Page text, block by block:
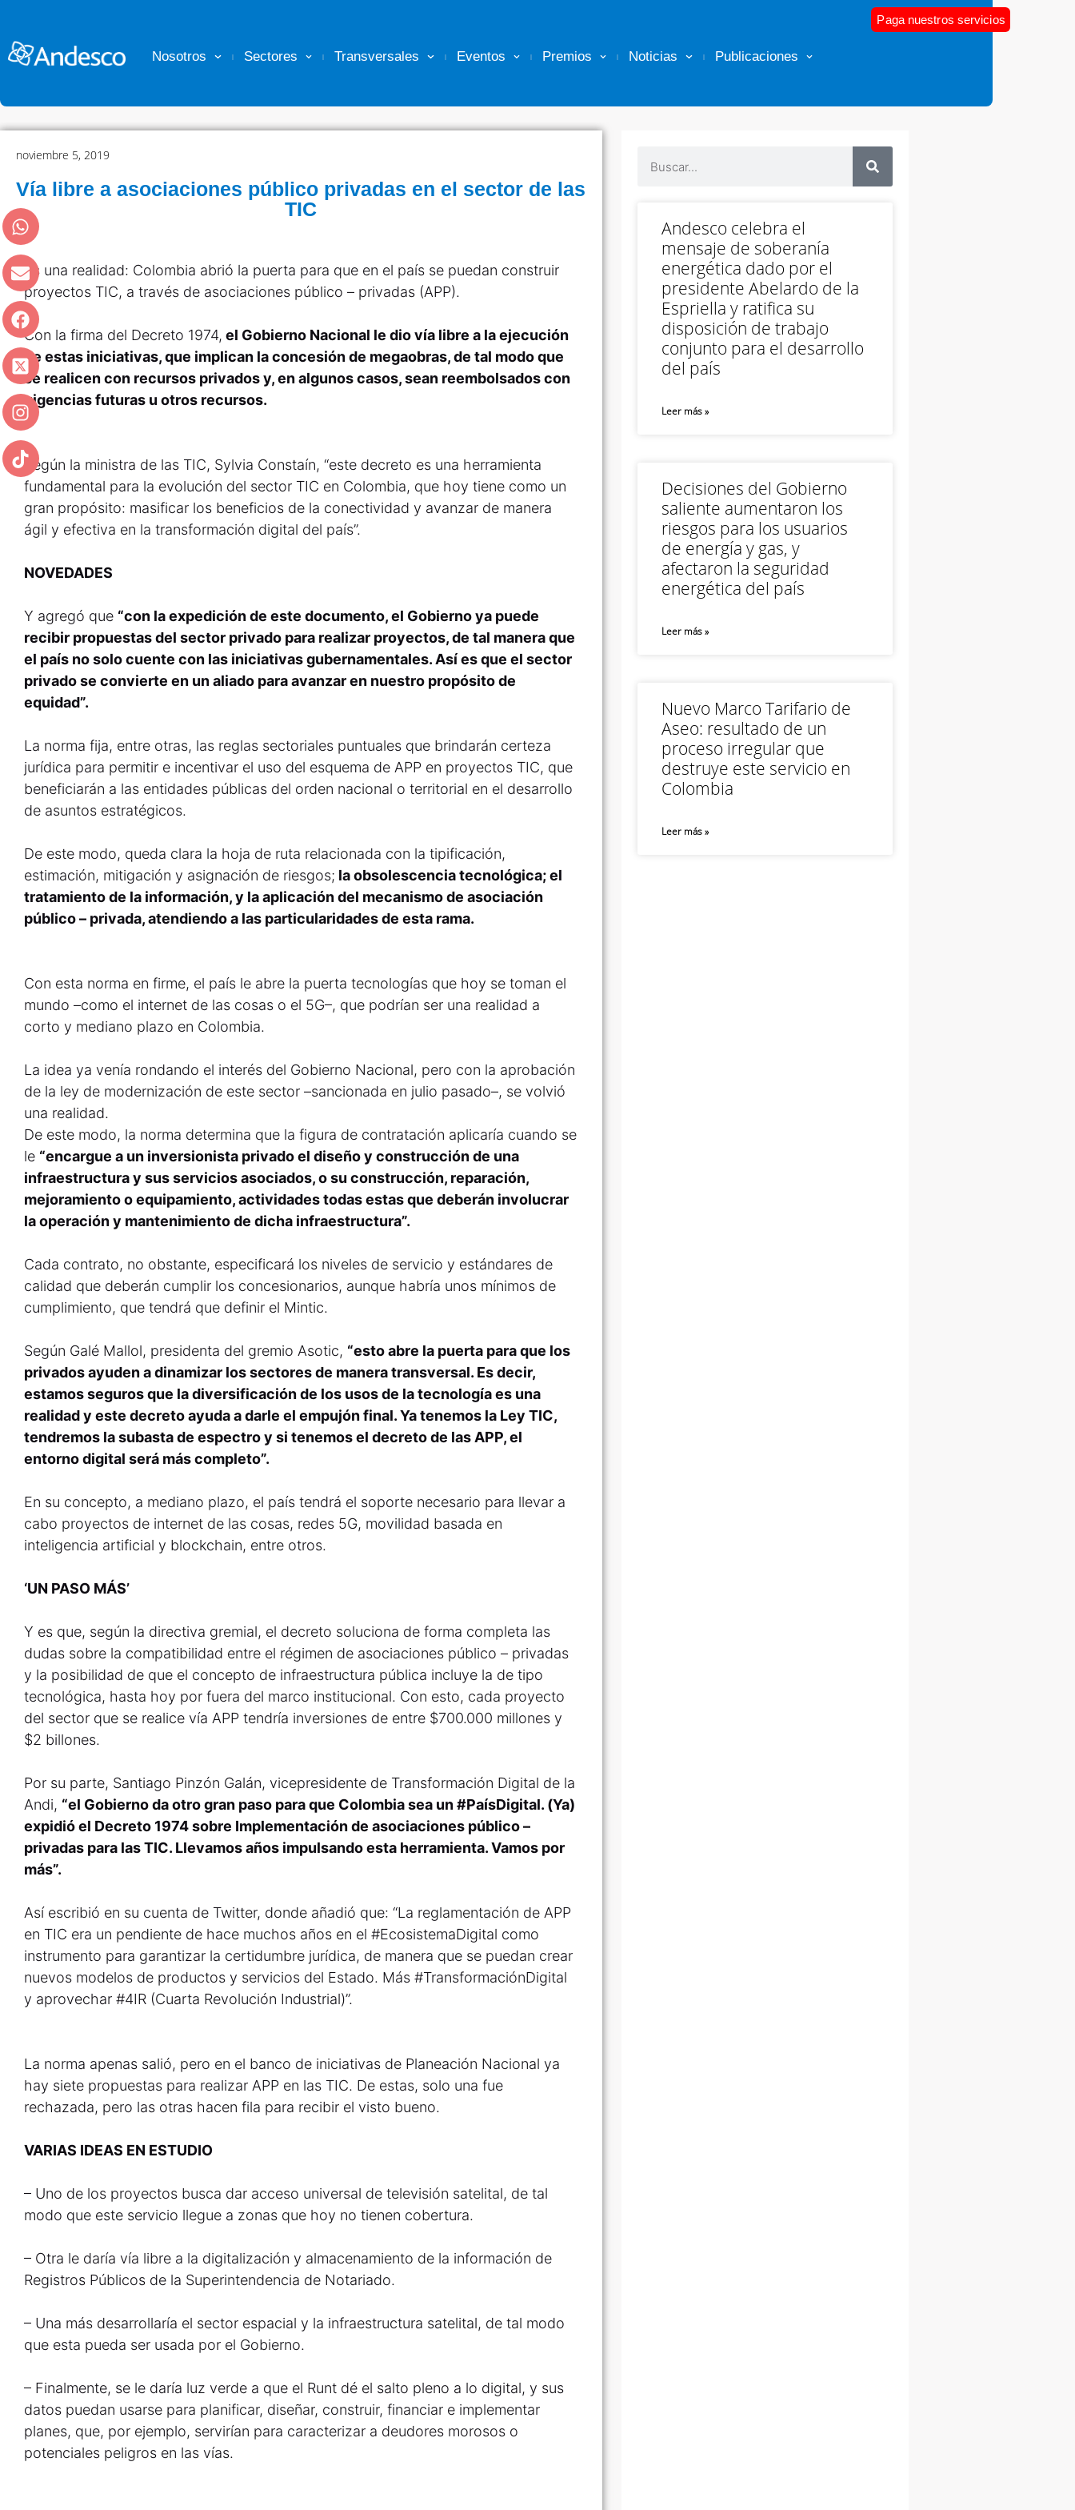
Nosotros Sectores Transversales Eventos Premios Noticias Publicaciones
Paga nuestros servicios
noviembre 5, 2019
Vía libre a asociaciones público privadas en el sector de las
TIC
Es una realidad: Colombia abrió la puerta para que en el país se puedan construir
proyectos TIC, a través de asociaciones público – privadas (APP).
Con la firma del Decreto 1974, el Gobierno Nacional le dio vía libre a la ejecución
de estas iniciativas, que implican la concesión de megaobras, de tal modo que
se realicen con recursos privados y, en algunos casos, sean reembolsados con
vigencias futuras u otros recursos.
Según la ministra de las TIC, Sylvia Constaín, “este decreto es una herramienta
fundamental para la evolución del sector TIC en Colombia, que hoy tiene como un
gran propósito: masificar los beneficios de la conectividad y avanzar de manera
ágil y efectiva en la transformación digital del país”.
NOVEDADES
Y agregó que “con la expedición de este documento, el Gobierno ya puede
recibir propuestas del sector privado para realizar proyectos, de tal manera que
el país no solo cuente con las iniciativas gubernamentales. Así es que el sector
privado se convierte en un aliado para avanzar en nuestro propósito de
equidad”.
La norma fija, entre otras, las reglas sectoriales puntuales que brindarán certeza
jurídica para permitir e incentivar el uso del esquema de APP en proyectos TIC, que
beneficiarán a las entidades públicas del orden nacional o territorial en el desarrollo
de asuntos estratégicos.
De este modo, queda clara la hoja de ruta relacionada con la tipificación,
estimación, mitigación y asignación de riesgos; la obsolescencia tecnológica; el
tratamiento de la información, y la aplicación del mecanismo de asociación
público – privada, atendiendo a las particularidades de esta rama.
Con esta norma en firme, el país le abre la puerta tecnologías que hoy se toman el
mundo –como el internet de las cosas o el 5G–, que podrían ser una realidad a
corto y mediano plazo en Colombia.
La idea ya venía rondando el interés del Gobierno Nacional, pero con la aprobación
de la ley de modernización de este sector –sancionada en julio pasado–, se volvió
una realidad.
De este modo, la norma determina que la figura de contratación aplicaría cuando se
le “encargue a un inversionista privado el diseño y construcción de una
infraestructura y sus servicios asociados, o su construcción, reparación,
mejoramiento o equipamiento, actividades todas estas que deberán involucrar
la operación y mantenimiento de dicha infraestructura”.
Cada contrato, no obstante, especificará los niveles de servicio y estándares de
calidad que deberán cumplir los concesionarios, aunque habría unos mínimos de
cumplimiento, que tendrá que definir el Mintic.
Según Galé Mallol, presidenta del gremio Asotic, “esto abre la puerta para que los
privados ayuden a dinamizar los sectores de manera transversal. Es decir,
estamos seguros que la diversificación de los usos de la tecnología es una
realidad y este decreto ayuda a darle el empujón final. Ya tenemos la Ley TIC,
tendremos la subasta de espectro y si tenemos el decreto de las APP, el
entorno digital será más completo”.
En su concepto, a mediano plazo, el país tendrá el soporte necesario para llevar a
cabo proyectos de internet de las cosas, redes 5G, movilidad basada en
inteligencia artificial y blockchain, entre otros.
‘UN PASO MÁS’
Y es que, según la directiva gremial, el decreto soluciona de forma completa las
dudas sobre la compatibilidad entre el régimen de asociaciones público – privadas
y la posibilidad de que el concepto de infraestructura pública incluye la de tipo
tecnológica, hasta hoy por fuera del marco institucional. Con esto, cada proyecto
del sector que se realice vía APP tendría inversiones de entre $700.000 millones y
$2 billones.
Por su parte, Santiago Pinzón Galán, vicepresidente de Transformación Digital de la
Andi, “el Gobierno da otro gran paso para que Colombia sea un #PaísDigital. (Ya)
expidió el Decreto 1974 sobre Implementación de asociaciones público –
privadas para las TIC. Llevamos años impulsando esta herramienta. Vamos por
más”.
Así escribió en su cuenta de Twitter, donde añadió que: “La reglamentación de APP
en TIC era un pendiente de hace muchos años en el #EcosistemaDigital como
instrumento para garantizar la certidumbre jurídica, de manera que se puedan crear
nuevos modelos de productos y servicios del Estado. Más #TransformaciónDigital
y aprovechar #4IR (Cuarta Revolución Industrial)”.
La norma apenas salió, pero en el banco de iniciativas de Planeación Nacional ya
hay siete propuestas para realizar APP en las TIC. De estas, solo una fue
rechazada, pero las otras hacen fila para recibir el visto bueno.
VARIAS IDEAS EN ESTUDIO
– Uno de los proyectos busca dar acceso universal de televisión satelital, de tal
modo que este servicio llegue a zonas que hoy no tienen cobertura.
– Otra le daría vía libre a la digitalización y almacenamiento de la información de
Registros Públicos de la Superintendencia de Notariado.
– Una más desarrollaría el sector espacial y la infraestructura satelital, de tal modo
que esta pueda ser usada por el Gobierno.
– Finalmente, se le daría luz verde a que el Runt dé el salto pleno a lo digital, y sus
datos puedan usarse para planificar, diseñar, construir, financiar e implementar
planes, que, por ejemplo, servirían para caracterizar a deudores morosos o
potenciales peligros en las vías.
Andesco celebra el
mensaje de soberanía
energética dado por el
presidente Abelardo de la
Espriella y ratifica su
disposición de trabajo
conjunto para el desarrollo
del país
Leer más »
Decisiones del Gobierno
saliente aumentaron los
riesgos para los usuarios
de energía y gas, y
afectaron la seguridad
energética del país
Leer más »
Nuevo Marco Tarifario de
Aseo: resultado de un
proceso irregular que
destruye este servicio en
Colombia
Leer más »